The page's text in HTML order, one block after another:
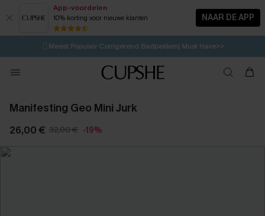
App-voordelen
10% korting voor nieuwe klanten NAAR DE APP
⚡️LAATSTE KANS | Tot 50% korting>>
🩱Meest Populair Corrigerend Badpakken| Must Have>>
💌Abonneer je & ontvang tot 15% korting>>
Koop 3, krijg 15% korting | CODE: SW15
Manifesting Geo Mini Jurk
26,00 € 32,00 € -19%